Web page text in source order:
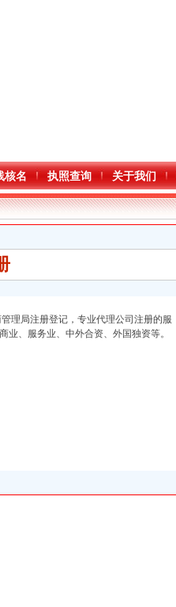
核名 执照查询 关于我们
局注册登记，专业代理公司注册的服
、服务业、中外合资、外国独资等。